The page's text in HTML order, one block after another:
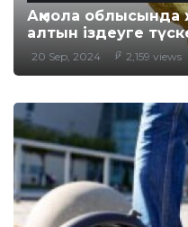
Ақмола облысында
алтын іздеуге
20 Sep, 2024 2,159 views